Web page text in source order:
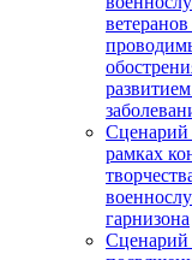
Сценарий
рамках
гарнизона
Сценарий